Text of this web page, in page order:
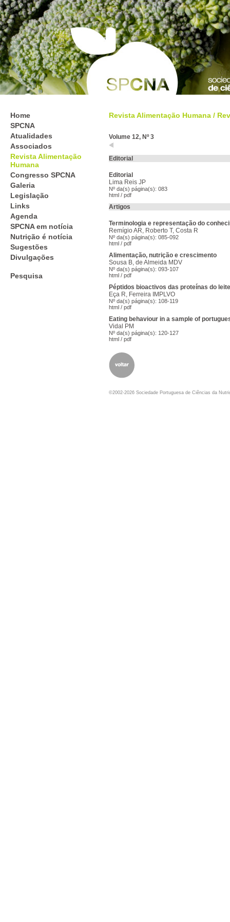
Home
SPCNA
Atualidades
Associados
Revista Alimentação
Humana
Congresso SPCNA
Galeria
Legislação
Links
Agenda
SPCNA em notícia
Nutrição é notícia
Sugestões
Divulgações
Pesquisa
Revista Alimentação Humana /
Volume 12, Nº 3
Editorial
Editorial
Lima Reis JP
Nº da(s) página(s): 083
html / pdf
Artigos
Terminologia e representação do
Remígio AR, Roberto T, Costa R
Nº da(s) página(s): 085-092
html / pdf
Alimentação, nutrição e crescimento
Sousa B, de Almeida MDV
Nº da(s) página(s): 093-107
html / pdf
Péptidos bioactivos das proteínas do
Eça R, Ferreira IMPLVO
Nº da(s) página(s): 108-119
html / pdf
Eating behaviour in a sample of
Vidal PM
Nº da(s) página(s): 120-127
html / pdf
©2002-2026 Sociedade Portuguesa de Ciências da